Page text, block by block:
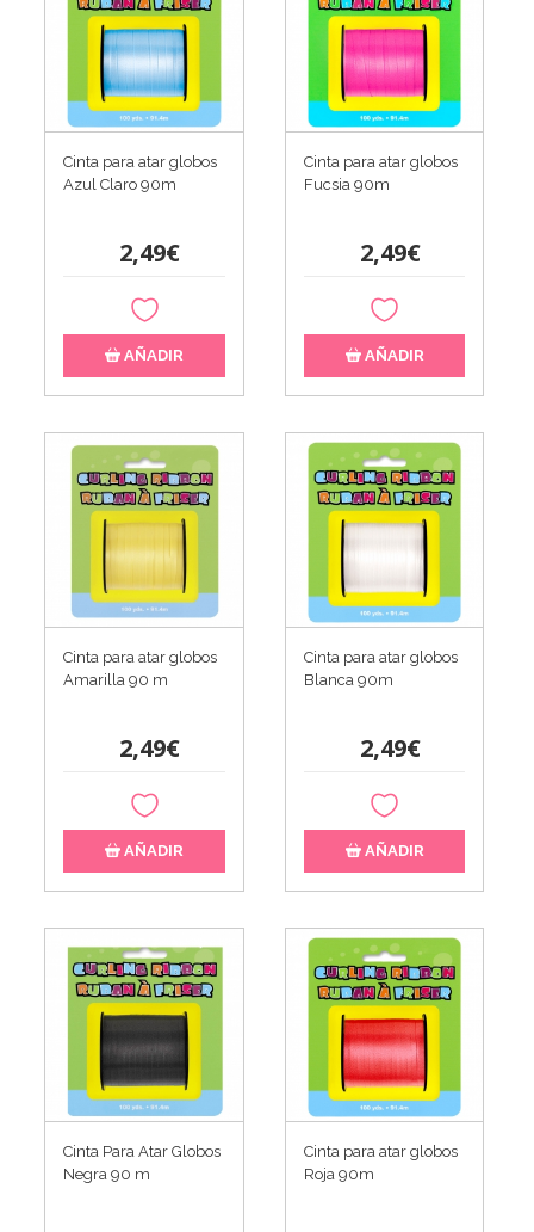
Cinta para atar globos
Azul Claro 90m
2,49€
AÑADIR
Cinta para atar globos
Fucsia 90m
2,49€
AÑADIR
Cinta para atar globos
Amarilla 90 m
2,49€
AÑADIR
Cinta para atar globos
Blanca 90m
2,49€
AÑADIR
Cinta Para Atar Globos
Negra 90 m
Cinta para atar globos
Roja 90m